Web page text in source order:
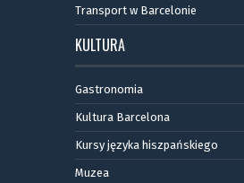
Transport w Barcelonie
KULTURA
Gastronomia
Kultura Barcelona
Kursy języka hiszpańskiego
Muzea